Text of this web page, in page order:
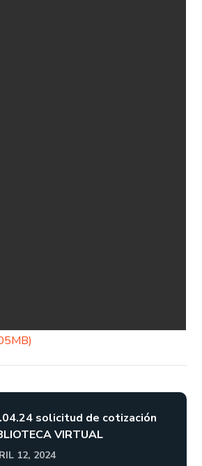
solicitud de cotización
VIRTUAL
12, 2024